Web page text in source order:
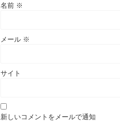
名前 ※
メール ※
サイト
新しいコメントをメールで通知